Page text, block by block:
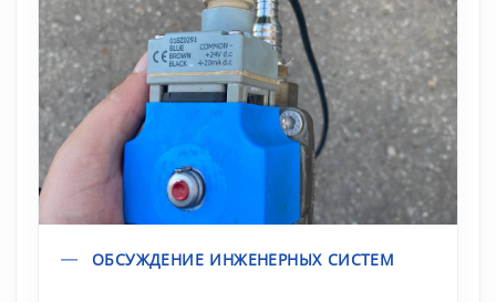
ОБСУЖДЕНИЕ ИНЖЕНЕРНЫХ СИСТЕМ